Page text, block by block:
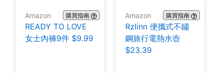
Amazon 購買指南
READY TO LOVE
女士內褲9件 $9.99
Amazon 購買指南
Rzlinn 便攜式不鏽
鋼旅行電熱水壺
$23.39